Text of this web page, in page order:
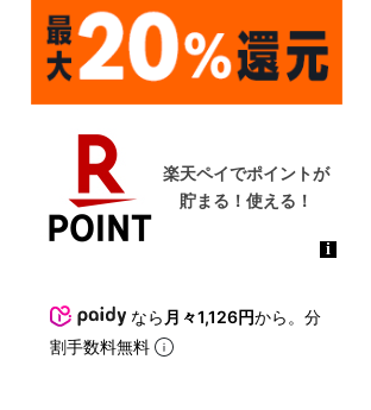
なら 月々1,126円から。分
割手数料無料